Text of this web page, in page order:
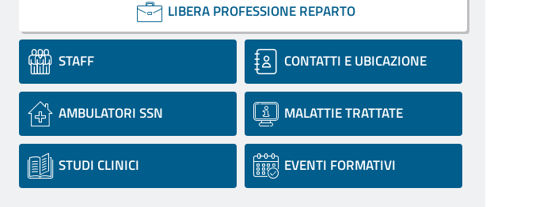
LIBERA PROFESSIONE REPARTO
STAFF CONTATTI E UBICAZIONE
AMBULATORI SSN MALATTIE TRATTATE
STUDI CLINICI EVENTI FORMATIVI